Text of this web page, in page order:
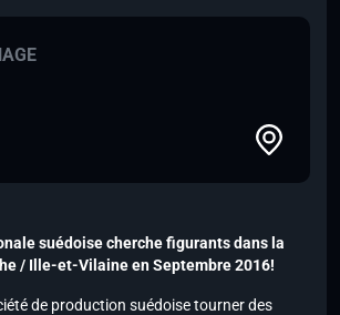
suédoise cherche figurants dans la
/ Ille-et-Vilaine en Septembre 2016!
de production suédoise tourner des